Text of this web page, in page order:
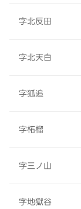
字北反田
字北天白
字狐追
字柘榴
字三ノ山
字地獄谷